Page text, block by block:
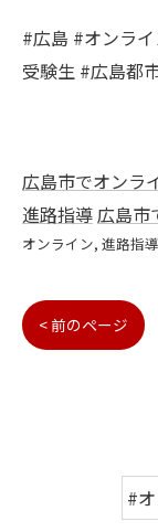
#広島 #オンラ
受験生 #広島都
広島市でオンラ
進路指導広島市
オンライン 進路指導
< 前のページ
#